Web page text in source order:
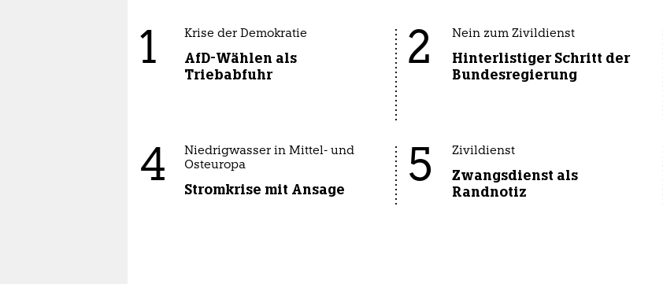
1 Krise der Demokratie
AfD-Wählen als
Triebabfuhr
2 Nein zum Zivildienst
Hinterlistiger Schritt der
Bundesregierung
4
Niedrigwasser in Mittel- und
Osteuropa
Stromkrise mit Ansage 5 Zivildienst
Zwangsdienst als
Randnotiz